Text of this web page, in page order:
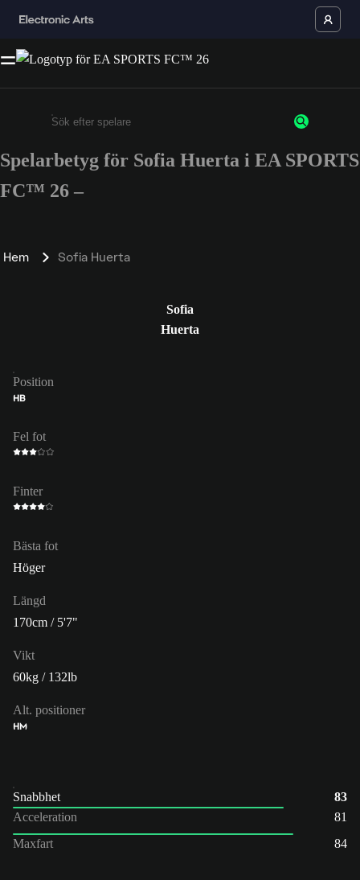
Ange minst 3 tecken eller siffror
Spelarbetyg för Sofia Huerta i EA SPORTS
FC™ 26 –
Hem Sofia Huerta
Sofia
Huerta
Position
HB
Fel fot
Finter
Bästa fot
Höger
Längd
170cm / 5'7"
Vikt
60kg / 132lb
Alt. positioner
HM
Snabbhet
83
Acceleration
81
Maxfart
84